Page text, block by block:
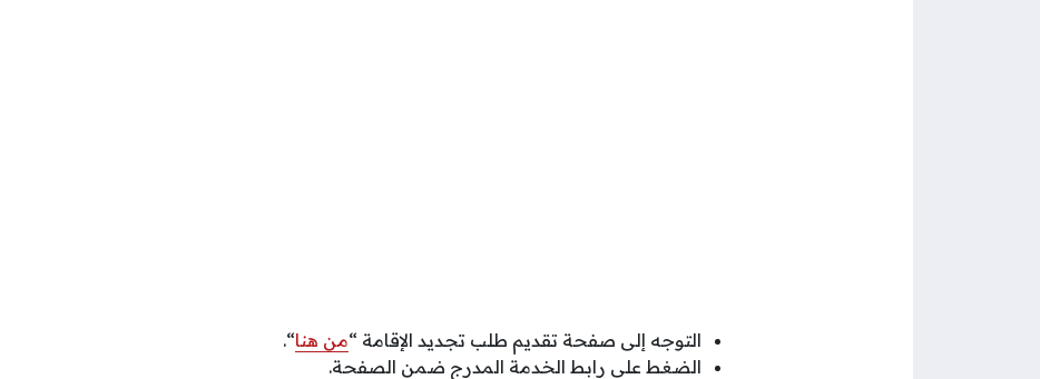
التوجه إلى صفحة تقديم طلب تجديد الإقامة “من هنا“.
الضغط على رابط الخدمة المدرج ضمن الصفحة.